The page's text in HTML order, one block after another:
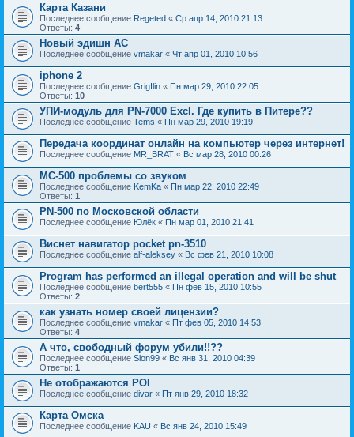
Карта Казани
Последнее сообщение Regeted « Ср апр 14, 2010 21:13
Ответы: 4
Новый эдишн АС
Последнее сообщение vmakar « Чт апр 01, 2010 10:56
iphone 2
Последнее сообщение GrigIlin « Пн мар 29, 2010 22:05
Ответы: 10
УПИ-модуль для PN-7000 Excl. Где купить в Питере??
Последнее сообщение Tems « Пн мар 29, 2010 19:19
Передача координат онлайн на компьютер через интернет!
Последнее сообщение MR_BRAT « Вс мар 28, 2010 00:26
MC-500 проблемы со звуком
Последнее сообщение KemKa « Пн мар 22, 2010 22:49
Ответы: 1
PN-500 по Московской области
Последнее сообщение Юлёк « Пн мар 01, 2010 21:41
Виснет навигатор pocket pn-3510
Последнее сообщение alf-aleksey « Вс фев 21, 2010 10:08
Program has performed an illegal operation and will be shut
Последнее сообщение bert555 « Пн фев 15, 2010 10:55
Ответы: 2
как узнать номер своей лицензии?
Последнее сообщение vmakar « Пт фев 05, 2010 14:53
Ответы: 4
А что, свободный форум убили!!??
Последнее сообщение Slon99 « Вс янв 31, 2010 04:39
Ответы: 1
Не отображаются POI
Последнее сообщение divar « Пт янв 29, 2010 18:32
Карта Омска
Последнее сообщение KAU « Вс янв 24, 2010 15:49